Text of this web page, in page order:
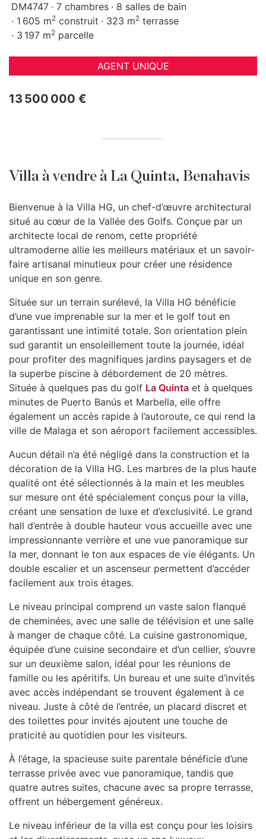
DM4747 7 chambres
8 salles de bain
1 605 m2 construit 323 m2 terrasse
3 197 m2 parcelle
AGENT UNIQUE
13 500 000 €
Villa à vendre à La Quinta, Benahavis
Bienvenue à la Villa HG, un chef-d’œuvre architectural
situé au cœur de la Vallée des Golfs. Conçue par un
architecte local de renom, cette propriété
ultramoderne allie les meilleurs matériaux et un savoir-
faire artisanal minutieux pour créer une résidence
unique en son genre.
Située sur un terrain surélevé, la Villa HG bénéficie
d’une vue imprenable sur la mer et le golf tout en
garantissant une intimité totale. Son orientation plein
sud garantit un ensoleillement toute la journée, idéal
pour profiter des magnifiques jardins paysagers et de
la superbe piscine à débordement de 20 mètres.
Située à quelques pas du golf La Quinta et à quelques
minutes de Puerto Banús et Marbella, elle offre
également un accès rapide à l’autoroute, ce qui rend la
ville de Malaga et son aéroport facilement accessibles.
Aucun détail n’a été négligé dans la construction et la
décoration de la Villa HG. Les marbres de la plus haute
qualité ont été sélectionnés à la main et les meubles
sur mesure ont été spécialement conçus pour la villa,
créant une sensation de luxe et d’exclusivité. Le grand
hall d’entrée à double hauteur vous accueille avec une
impressionnante verrière et une vue panoramique sur
la mer, donnant le ton aux espaces de vie élégants. Un
double escalier et un ascenseur permettent d’accéder
facilement aux trois étages.
Le niveau principal comprend un vaste salon flanqué
de cheminées, avec une salle de télévision et une salle
à manger de chaque côté. La cuisine gastronomique,
équipée d’une cuisine secondaire et d’un cellier, s’ouvre
sur un deuxième salon, idéal pour les réunions de
famille ou les apéritifs. Un bureau et une suite d’invités
avec accès indépendant se trouvent également à ce
niveau. Juste à côté de l’entrée, un placard discret et
des toilettes pour invités ajoutent une touche de
praticité au quotidien pour les visiteurs.
À l’étage, la spacieuse suite parentale bénéficie d’une
terrasse privée avec vue panoramique, tandis que
quatre autres suites, chacune avec sa propre terrasse,
offrent un hébergement généreux.
Le niveau inférieur de la villa est conçu pour les loisirs